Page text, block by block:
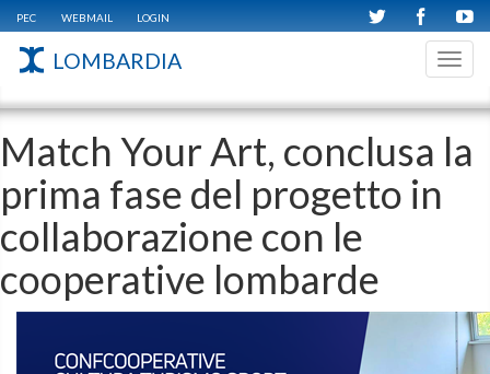
PEC WEBMAIL LOGIN
LOMBARDIA
Match Your Art, conclusa la
prima fase del progetto in
collaborazione con le
cooperative lombarde